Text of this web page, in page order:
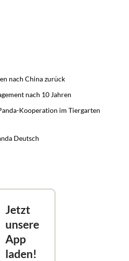
nach China zurück
nach 10 Jahren
Kooperation im Tiergarten
Deutsch
Jetzt
unsere
App
laden!